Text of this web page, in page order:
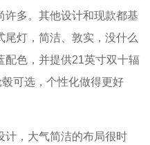
许多。其他设计和现款都基
灯，简洁、敦实，没什么
配色，并提供21英寸双十辐
可选，个性化做得更好
计，大气简洁的布局很时